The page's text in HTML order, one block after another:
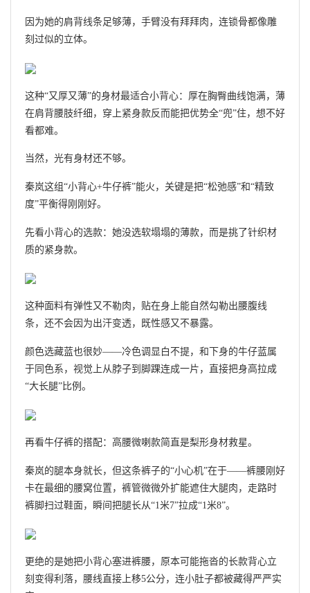
因为她的肩背线条足够薄，手臂没有拜拜肉，连锁骨都像雕
刻过似的立体。
这种“又厚又薄”的身材最适合小背心：厚在胸臀曲线饱满，薄
在肩背腰肢纤细，穿上紧身款反而能把优势全“兜”住，想不好
看都难。
当然，光有身材还不够。
秦岚这组“小背心+牛仔裤”能火，关键是把“松弛感”和“精致
度”平衡得刚刚好。
先看小背心的选款：她没选软塌塌的薄款，而是挑了针织材
质的紧身款。
这种面料有弹性又不勒肉，贴在身上能自然勾勒出腰腹线
条，还不会因为出汗变透，既性感又不暴露。
颜色选藏蓝也很妙——冷色调显白不提，和下身的牛仔蓝属
于同色系，视觉上从脖子到脚踝连成一片，直接把身高拉成
“大长腿”比例。
再看牛仔裤的搭配：高腰微喇款简直是梨形身材救星。
秦岚的腿本身就长，但这条裤子的“小心机”在于——裤腰刚好
卡在最细的腰窝位置，裤管微微外扩能遮住大腿肉，走路时
裤脚扫过鞋面，瞬间把腿长从“1米7”拉成“1米8”。
更绝的是她把小背心塞进裤腰，原本可能拖沓的长款背心立
刻变得利落，腰线直接上移5公分，连小肚子都被藏得严严实